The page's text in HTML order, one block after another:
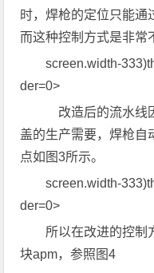
时，焊枪的定位只能通
而这种控制方式是非常
screen.width-
der=0>
改造后的流水线
盖的生产需要，焊枪自
点如图3所示。
screen.width-
der=0>
所以在改进的控制
块apm，参照图4